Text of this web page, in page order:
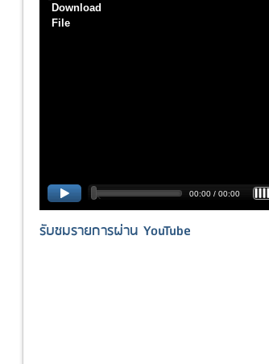
Download
File
00:00/ 00:00
track on / track off
รับชมรายการผ่าน YouTube